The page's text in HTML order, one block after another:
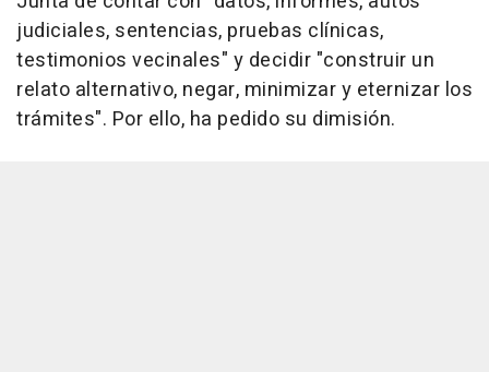
judiciales, sentencias, pruebas clínicas,
testimonios vecinales" y decidir "construir un
relato alternativo, negar, minimizar y eternizar los
trámites". Por ello, ha pedido su dimisión.